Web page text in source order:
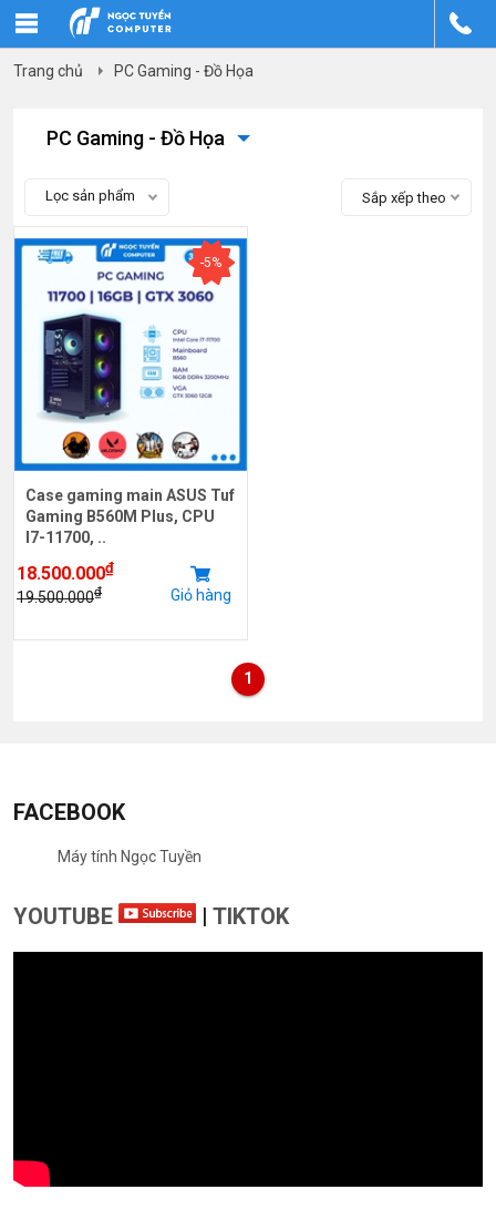
Trang chủ PC Gaming - Đồ Họa
PC Gaming - Đồ Họa
Lọc sản phẩm Sắp xếp theo
-5%
Case gaming main ASUS Tuf
Gaming B560M Plus, CPU
I7-11700, ..
18.500.000₫
19.500.000₫ Giỏ hàng
1
FACEBOOK
Máy tính Ngọc Tuyền
YOUTUBE | TIKTOK